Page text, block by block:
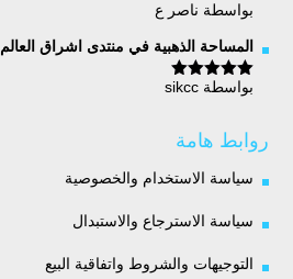
تم التقييم5
بواسطة ناصر ع
المساحة الذهبية في منتدى اشراق العالم
تم التقييم5
بواسطة sikcc
روابط هامة
سياسة الاستخدام والخصوصية
سياسة الاسترجاع والاستبدال
التوجيهات والشروط واتفاقية البيع